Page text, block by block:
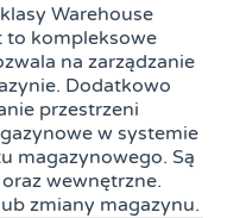
Warehouse
to kompleksowe
na zarządzanie
Dodatkowo
przestrzeni
w systemie
magazynowego. Są
wewnętrzne.
zmiany magazynu.